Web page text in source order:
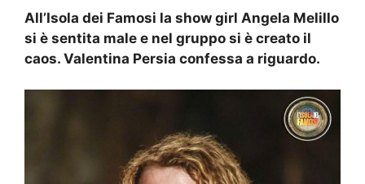
All’Isola dei Famosi la show girl Angela Melillo
si è sentita male e nel gruppo si è creato il
caos. Valentina Persia confessa a riguardo.